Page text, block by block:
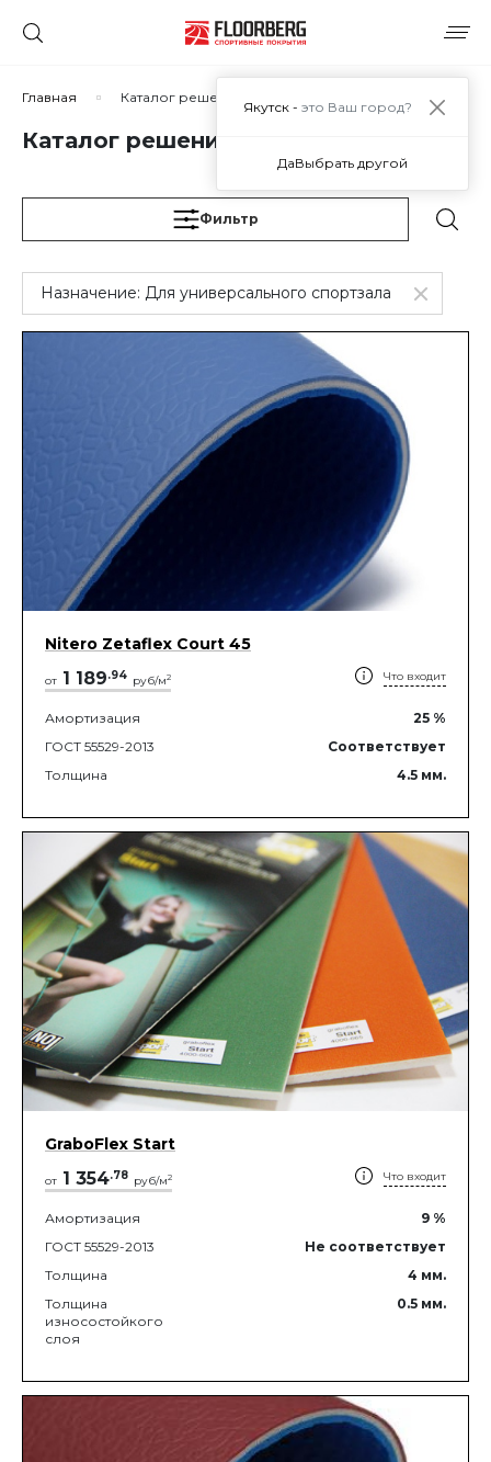
Главная Каталог решений
Каталог решений
Фильтр
Сбросить Применить
Назначение: Для универсального спортзала
Nitero Zetaflex Court 45
от 1 189.94 руб/м2 Что входит
Амортизация 25 %
ГОСТ 55529-2013
Соответствует
Толщина
4.5 мм.
GraboFlex Start
от 1 354.78 руб/м2 Что входит
Амортизация 9 %
ГОСТ 55529-2013
Не соответствует
Толщина
4 мм.
Толщина
износостойкого
слоя
0.5 мм.
Якутск - это Ваш город?
ДаВыбрать другой